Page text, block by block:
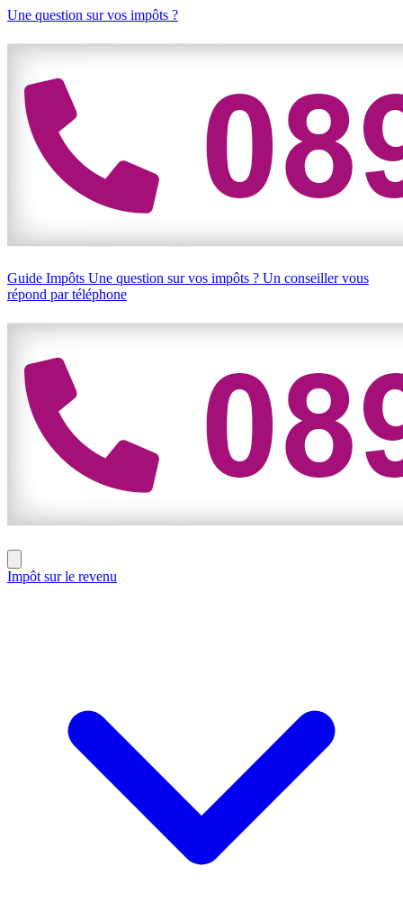
Une question sur vos impôts ?
Guide Impôts Une question sur vos impôts ? Un conseiller vous
répond par téléphone
Impôt sur le revenu